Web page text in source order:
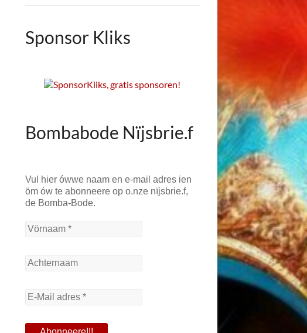
Sponsor Kliks
Bombabode Nïjsbrie.f
Vul hier ówwe naam en e-mail adres ien
öm ów te abonneere op o.nze nïjsbrie.f,
de Bomba-Bode.